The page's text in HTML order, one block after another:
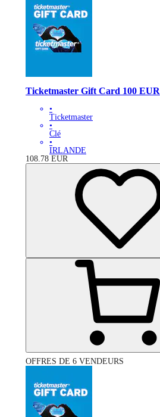
Ticketmaster Gift Card 100 EUR
•
Ticketmaster
•
Clé
•
IRLANDE
108.78 EUR
OFFRES DE 6 VENDEURS